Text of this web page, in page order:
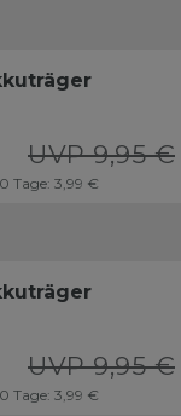
UVP 9,95 €
Tage: 3,99 €
UVP 9,95 €
Tage: 3,99 €